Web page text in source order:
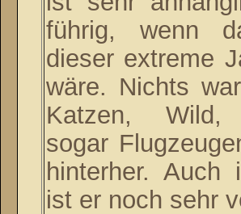
führig, wenn
dieser extreme
wäre. Nichts
Katzen, Wild,
sogar
hinterher. Auch
ist er noch sehr